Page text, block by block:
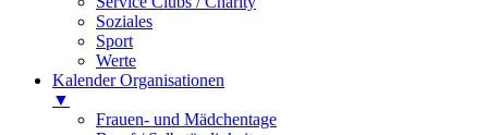
Soziales
Sport
Werte
Kalender Organisationen
▼
Frauen- und Mädchentage